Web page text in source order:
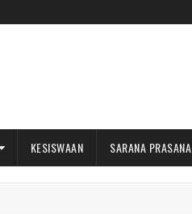
KESISWAAN SARANA PRASANA